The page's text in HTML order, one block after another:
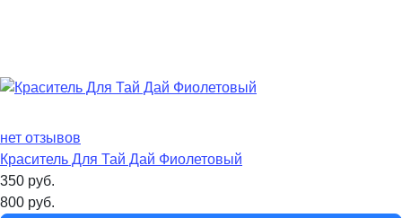
нет отзывов
Краситель Для Тай Дай Фиолетовый
350 руб.
800 руб.